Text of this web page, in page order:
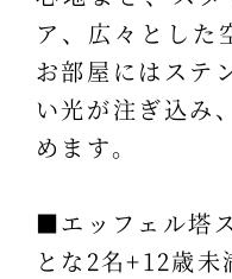
ア、広々とし
お部屋にはステ
い光が注ぎ込み
めます。
■エッフェル塔
とな2名+12歳未